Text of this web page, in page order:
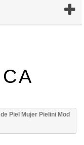
Piel Mujer Pielini Mod